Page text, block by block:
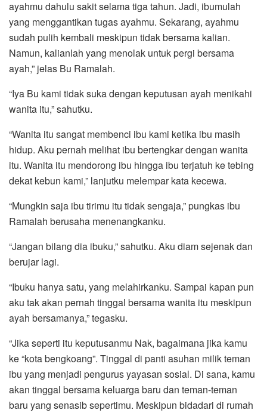
ayahmu dahulu sakit selama tiga tahun. Jadi, ibumulah
yang menggantikan tugas ayahmu. Sekarang, ayahmu
sudah pulih kembali meskipun tidak bersama kalian.
Namun, kalianlah yang menolak untuk pergi bersama
ayah,” jelas Bu Ramalah.
“Iya Bu kami tidak suka dengan keputusan ayah menikahi
wanita itu,” sahutku.
“Wanita itu sangat membenci ibu kami ketika ibu masih
hidup. Aku pernah melihat ibu bertengkar dengan wanita
itu. Wanita itu mendorong ibu hingga ibu terjatuh ke tebing
dekat kebun kami,” lanjutku melempar kata kecewa.
“Mungkin saja ibu tirimu itu tidak sengaja,” pungkas ibu
Ramalah berusaha menenangkanku.
“Jangan bilang dia ibuku,” sahutku. Aku diam sejenak dan
berujar lagi.
“Ibuku hanya satu, yang melahirkanku. Sampai kapan pun
aku tak akan pernah tinggal bersama wanita itu meskipun
ayah bersamanya,” tegasku.
“Jika seperti itu keputusanmu Nak, bagaimana jika kamu
ke “kota bengkoang”. Tinggal di panti asuhan milik teman
ibu yang menjadi pengurus yayasan sosial. Di sana, kamu
akan tinggal bersama keluarga baru dan teman-teman
baru yang senasib sepertimu. Meskipun bidadari di rumah